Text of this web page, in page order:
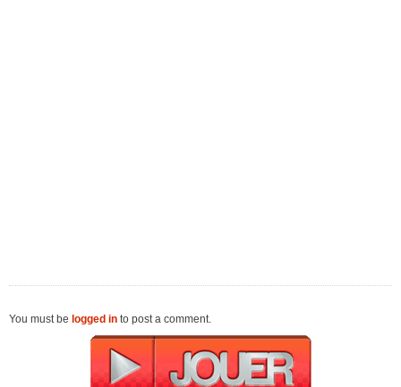
You must be logged in to post a comment.